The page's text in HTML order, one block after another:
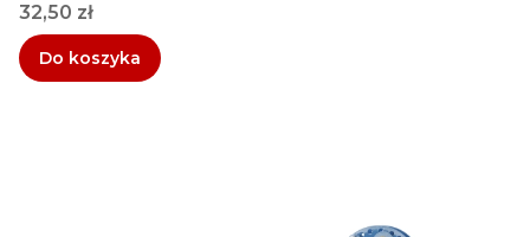
Cena
32,50 zł
Do koszyka